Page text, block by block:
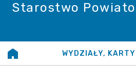
Starostwo
WYDZIAŁY,